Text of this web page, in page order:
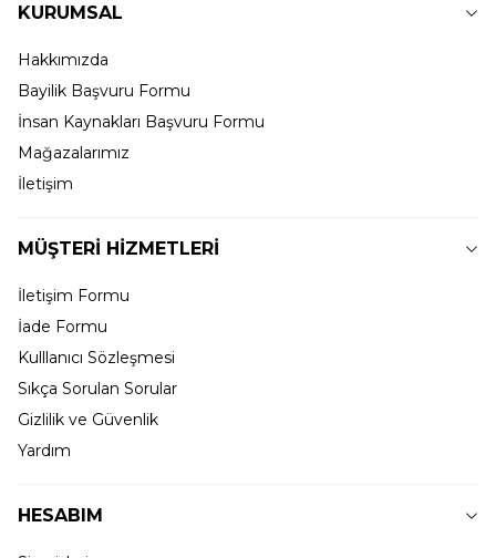
KURUMSAL
Hakkımızda
Bayilik Başvuru Formu
İnsan Kaynakları Başvuru Formu
Mağazalarımız
İletişim
MÜŞTERİ HİZMETLERİ
İletişim Formu
İade Formu
Kulllanıcı Sözleşmesi
Sıkça Sorulan Sorular
Gizlilik ve Güvenlik
Yardım
HESABIM